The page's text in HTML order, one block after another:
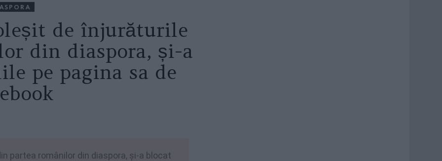
de înjurăturile
din diaspora, și-a
pe pagina sa de
partea românilor din diaspora, și-a blocat